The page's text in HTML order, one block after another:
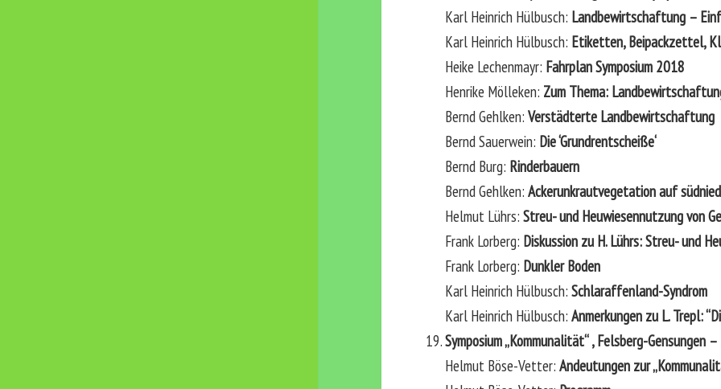
Karl Heinrich Hülbusch: Landbewirtschaftung –
Karl Heinrich Hülbusch: Etiketten, Beipackzettel,
Heike Lechenmayr: Fahrplan Symposium 2018
Henrike Mölleken: Zum Thema:
Bernd Gehlken:Verstädterte Landbewirtschaftung
Bernd Sauerwein: Die ‘Grundrentscheiße‘
Bernd Burg: Rinderbauern
Bernd Gehlken:Ackerunkrautvegetation auf
Helmut Lührs:Streu- und Heuwiesennutzung von
Frank Lorberg: Diskussion zu H. Lührs: Streu- und
Frank Lorberg: Dunkler Boden
Karl Heinrich Hülbusch:Schlaraffenland-Syndrom
Karl Heinrich Hülbusch:Anmerkungen zu L. Trepl:
Symposium „Kommunalität“ , Felsberg-Gensungen
Helmut Böse-Vetter:Andeutungen zur